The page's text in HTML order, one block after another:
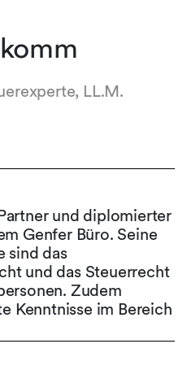
LL.M.
und diplomierter
Genfer Büro. Seine
sind das
und das Steuerrecht
Zudem
Kenntnisse im Bereich